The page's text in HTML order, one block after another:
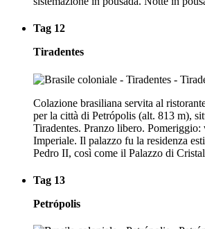
Tag 12
Tiradentes
Colazione brasiliana servita al
per la città di Petrópolis (alt. 813 m),
Tiradentes. Pranzo libero. Pomeriggio:
Imperiale. Il palazzo fu la residenza
Pedro II, così come il Palazzo di
Tag 13
Petrópolis